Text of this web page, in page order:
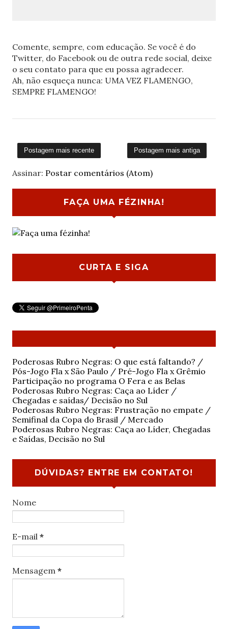
Comente, sempre, com educação. Se você é do
Twitter, do Facebook ou de outra rede social, deixe
o seu contato para que eu possa agradecer.
Ah, não esqueça nunca: UMA VEZ FLAMENGO,
SEMPRE FLAMENGO!
Postagem mais recente Postagem mais antiga
Assinar: Postar comentários (Atom)
FAÇA UMA FÉZINHA!
CURTA E SIGA
Poderosas Rubro Negras: O que está faltando? /
Pós-Jogo Fla x São Paulo / Pré-Jogo Fla x Grêmio
Participação no programa O Fera e as Belas
Poderosas Rubro Negras: Caça ao Líder /
Chegadas e saídas/ Decisão no Sul
Poderosas Rubro Negras: Frustração no empate /
Semifinal da Copa do Brasil / Mercado
Poderosas Rubro Negras: Caça ao Líder, Chegadas
e Saídas, Decisão no Sul
DÚVIDAS? ENTRE EM CONTATO!
Nome
E-mail *
Mensagem *